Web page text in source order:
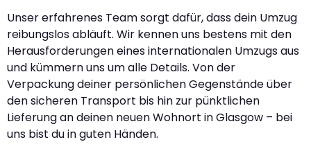
Unser erfahrenes Team sorgt dafür, dass dein Umzug
reibungslos abläuft. Wir kennen uns bestens mit den
Herausforderungen eines internationalen Umzugs aus
und kümmern uns um alle Details. Von der
Verpackung deiner persönlichen Gegenstände über
den sicheren Transport bis hin zur pünktlichen
Lieferung an deinen neuen Wohnort in Glasgow – bei
uns bist du in guten Händen.